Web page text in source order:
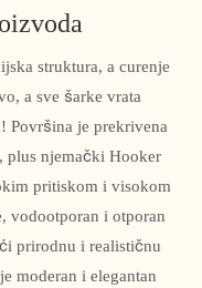
struktura, a curenje
a sve šarke vrata
Površina je prekrivena
plus njemački Hooker
pritiskom i visokom
vodootporan i otporan
prirodnu i realističnu
moderan i elegantan